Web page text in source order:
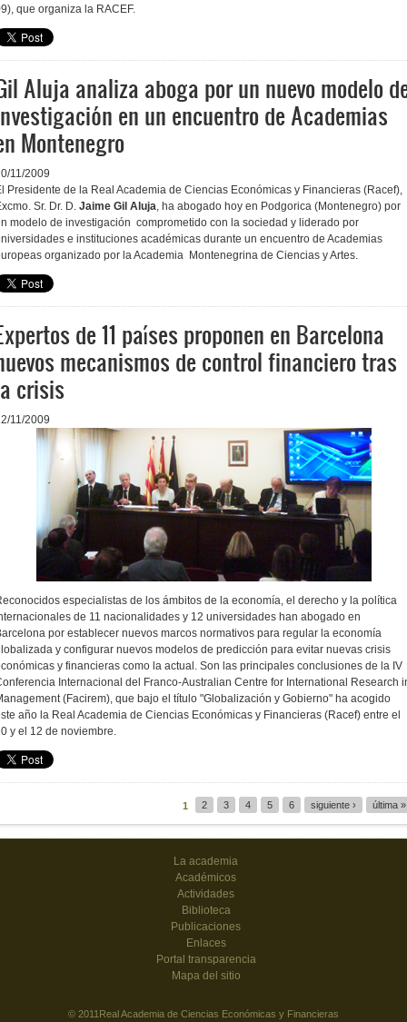
que organiza la RACEF.
Aluja analiza aboga por un nuevo modelo
en un encuentro de Academias
Montenegro
11/2009
Presidente de la Real Academia de Ciencias Económicas y Financieras (Racef),
Sr. Dr. D. Jaime Gil Aluja , ha abogado hoy en Podgorica (Montenegro) por
modelo de investigación comprometido con la sociedad y liderado por
e instituciones académicas durante un encuentro de Academias
organizado por la Academia Montenegrina de Ciencias y Artes.
de 11 países proponen en Barcelona
mecanismos de control financiero tras
crisis
11/2009
especialistas de los ámbitos de la economía, el derecho y la política
de 11 nacionalidades y 12 universidades han abogado en
por establecer nuevos marcos normativos para regular la economía
y configurar nuevos modelos de predicción para evitar nuevas crisis
y financieras como la actual. Son las principales conclusiones de la IV
Internacional del Franco-Australian Centre for International Research
(Facirem), que bajo el título "Globalización y Gobierno" ha acogido
año la Real Academia de Ciencias Económicas y Financieras (Racef) entre el
y el 12 de noviembre.
1 2 3 4 5 6 siguiente › última »
La academia
Académicos
Actividades
Biblioteca
Publicaciones
Enlaces
Portal transparencia
Mapa del sitio
© 2011Real Academia de Ciencias Económicas y Financieras